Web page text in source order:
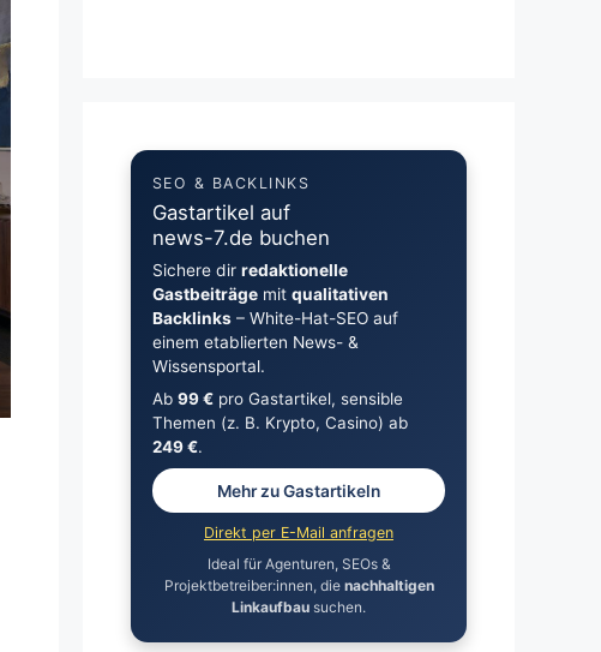
SEO & BACKLINKS
Gastartikel auf
news-7.de buchen
Sichere dir redaktionelle
Gastbeiträgemit qualitativen
Backlinks– White-Hat-SEO auf
einem etablierten News- &
Wissensportal.
Ab 99 €pro Gastartikel, sensible
Themen (z. B. Krypto, Casino) ab
249 €.
Mehr zu Gastartikeln
Direkt per E-Mail anfragen
Ideal für Agenturen, SEOs &
Projektbetreiber:innen, die nachhaltigen
Linkaufbau suchen.